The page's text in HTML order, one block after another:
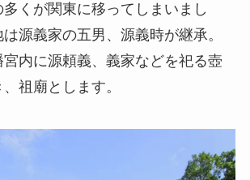
くが関東に移ってしまいまし
源義家の五男、源義時が継承。
内に源頼義、義家などを祀る壺
祖廟とします。